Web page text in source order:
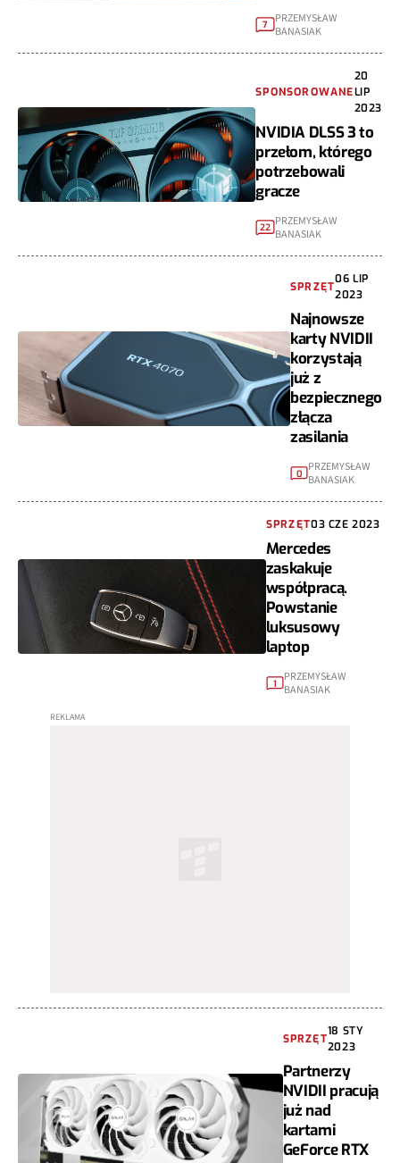
7
PRZEMYSŁAW
BANASIAK
SPONSOROWANE
20
LIP
2023
NVIDIA DLSS 3 to
przełom, którego
potrzebowali
gracze
22 PRZEMYSŁAW
BANASIAK
SPRZĘT
06 LIP
2023
Najnowsze
karty NVIDII
korzystają
już z
bezpiecznego
złącza
zasilania
0
PRZEMYSŁAW
BANASIAK
SPRZĘT03 CZE 2023
Mercedes
zaskakuje
współpracą.
Powstanie
luksusowy
laptop
1
PRZEMYSŁAW
BANASIAK
SPRZĘT
18 STY
2023
Partnerzy
NVIDII pracują
już nad
kartami
GeForce RTX